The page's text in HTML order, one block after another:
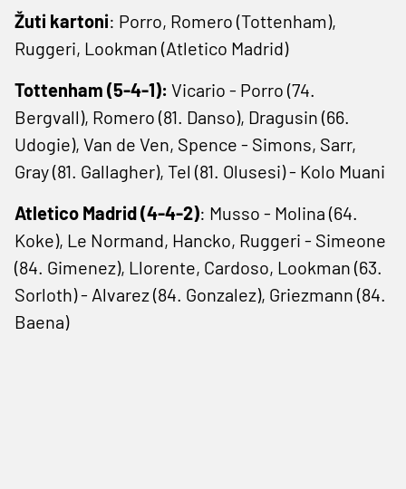
Žuti kartoni: Porro, Romero (Tottenham),
Ruggeri, Lookman (Atletico Madrid)
Tottenham (5-4-1): Vicario - Porro (74.
Bergvall), Romero (81. Danso), Dragusin (66.
Udogie), Van de Ven, Spence - Simons, Sarr,
Gray (81. Gallagher), Tel (81. Olusesi) - Kolo Muani
Atletico Madrid (4-4-2): Musso - Molina (64.
Koke), Le Normand, Hancko, Ruggeri - Simeone
(84. Gimenez), Llorente, Cardoso, Lookman (63.
Sorloth) - Alvarez (84. Gonzalez), Griezmann (84.
Baena)